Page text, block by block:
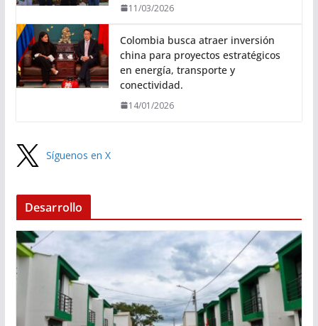
11/03/2026
Colombia busca atraer inversión
china para proyectos estratégicos
en energía, transporte y
conectividad.
14/01/2026
Síguenos en X
Desarrollo